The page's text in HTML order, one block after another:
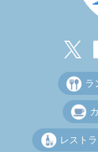
ラ
レスト